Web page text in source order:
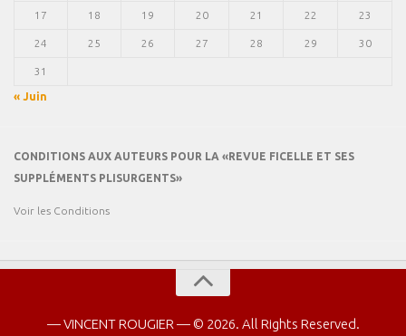
17 18 19 20 21 22 23
24 25 26 27 28 29 30
31
« Juin
CONDITIONS AUX AUTEURS POUR LA «REVUE FICELLE ET SES
SUPPLÉMENTS PLISURGENTS»
Voir les Conditions
— VINCENT ROUGIER — © 2026. All Rights Reserved.